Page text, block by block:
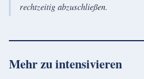
rechtzeitig abzuschließen.
Mehr zuintensivieren